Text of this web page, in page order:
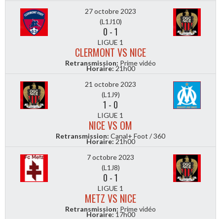
27 octobre 2023
(L1J10)
0 -1
LIGUE 1
CLERMONT VS NICE
Retransmission: Prime vidéo
Horaire:21h00
21 octobre 2023
(L1J9)
1 - 0
LIGUE 1
NICE VS OM
Retransmission: Canal+ Foot / 360
Horaire:21h00
7 octobre 2023
(L1J8)
0 -1
LIGUE 1
METZ VS NICE
Retransmission: Prime vidéo
Horaire:17h00